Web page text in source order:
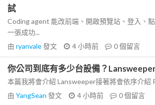
試
Coding agent 能改前端、開啟預覽站、登入、
一張成功...
由 ryanvale發文 4 小時前 0個留言
你公司到底有多少台設備？
本篇我將會介紹 Lansweeper接著將會依序介紹
由 YangSean 發文 4 小時前 0個留言